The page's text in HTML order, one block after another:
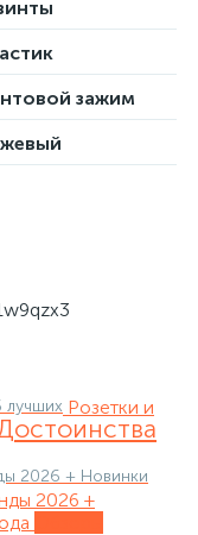
зажим
Розетки и
2026 +